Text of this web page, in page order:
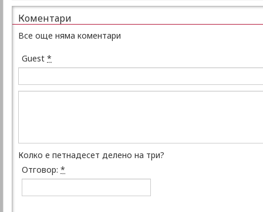
Коментари
Все още няма коментари
Guest *
Колко е петнадесет делено на три?
Отговор: *